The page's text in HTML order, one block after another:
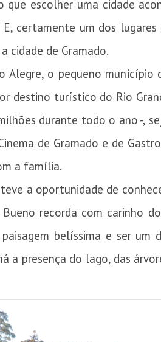
que escolher uma cidade
certamente um dos
cidade de Gramado.
Alegre, o pequeno
destino turístico do Rio
durante todo o ano -,
de Gramado e de
a família.
a oportunidade de
recorda com carinho
belíssima e ser
a presença do lago, das